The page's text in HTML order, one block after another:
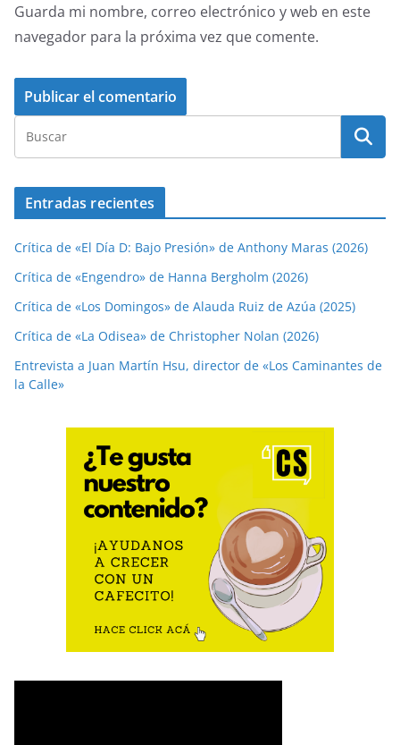
Guarda mi nombre, correo electrónico y web en este
navegador para la próxima vez que comente.
Entradas recientes
Crítica de «El Día D: Bajo Presión» de Anthony Maras (2026)
Crítica de «Engendro» de Hanna Bergholm (2026)
Crítica de «Los Domingos» de Alauda Ruiz de Azúa (2025)
Crítica de «La Odisea» de Christopher Nolan (2026)
Entrevista a Juan Martín Hsu, director de «Los Caminantes de
la Calle»